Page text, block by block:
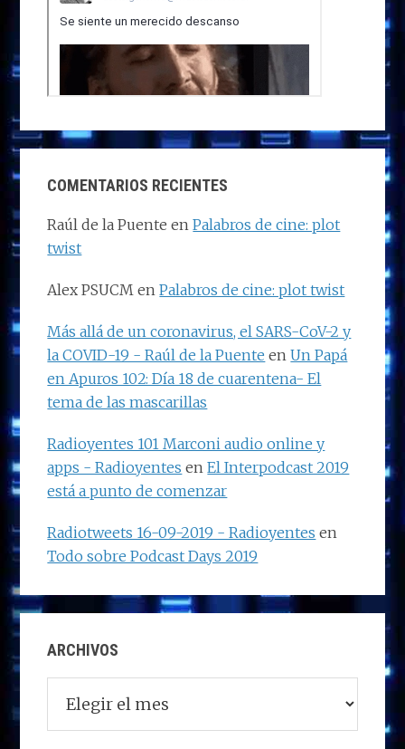
COMENTARIOS RECIENTES
Raúl de la Puente enPalabros de cine: plot
twist
Alex PSUCM enPalabros de cine: plot twist
Más allá de un coronavirus, el SARS-CoV-2 y
la COVID-19 - Raúl de la Puente enUn Papá
en Apuros 102: Día 18 de cuarentena- El
tema de las mascarillas
Radioyentes 101 Marconi audio online y
apps - Radioyentes enEl Interpodcast 2019
está a punto de comenzar
Radiotweets 16-09-2019 - Radioyentes en
Todo sobre Podcast Days 2019
ARCHIVOS